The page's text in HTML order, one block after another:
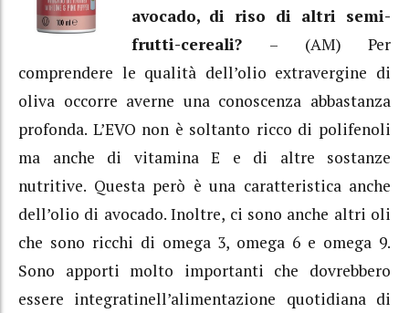
avocado, di riso di altri semi-
frutti-cereali? – (AM) Per
comprendere le qualità dell’olio extravergine di
oliva occorre averne una conoscenza abbastanza
profonda. L’EVO non è soltanto ricco di polifenoli
ma anche di vitamina E e di altre sostanze
nutritive. Questa però è una caratteristica anche
dell’olio di avocado. Inoltre, ci sono anche altri oli
che sono ricchi di omega 3, omega 6 e omega 9.
Sono apporti molto importanti che dovrebbero
essere integratinell’alimentazione quotidiana di